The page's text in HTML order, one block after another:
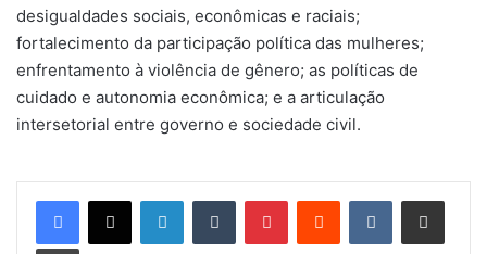
desigualdades sociais, econômicas e raciais;
fortalecimento da participação política das mulheres;
enfrentamento à violência de gênero; as políticas de
cuidado e autonomia econômica; e a articulação
intersetorial entre governo e sociedade civil.